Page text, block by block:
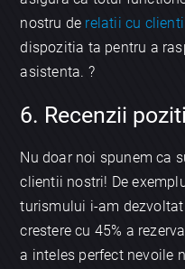
nostru de relatii cu
dispozitia ta pentru a
asistenta. ?
6. Recenzii
Nu doar noi spunem ca
clientii nostri! De
turismului i-am
crestere cu 45% a
a inteles perfect nevoile